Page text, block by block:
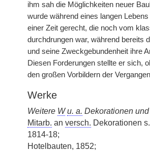
ihm sah die Möglichkeiten neuer
wurde während eines langen
einer Zeit gerecht, die noch vom
durchdrungen war, während bereits
und seine Zweckgebundenheit ihre
Diesen Forderungen stellte er sich,
den großen Vorbildern der
Werke
Weitere W u. a. Dekorationen
Mitarb. an versch. Dekorationen
1814-18;
Hotelbauten, 1852;